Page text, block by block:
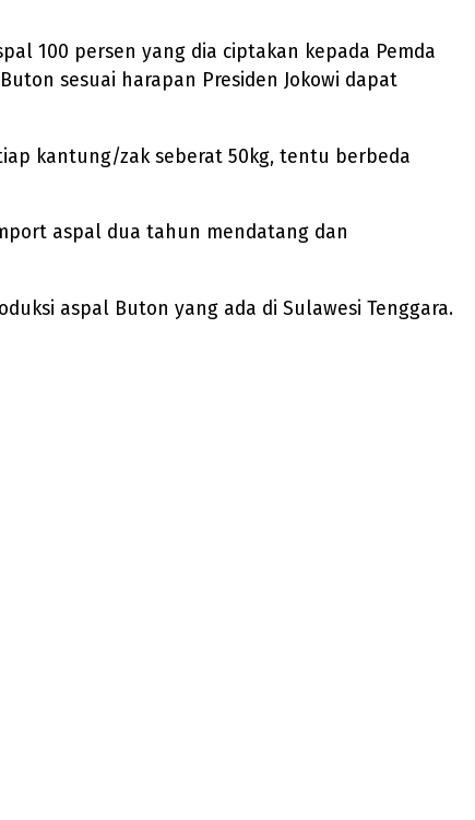
100 persen yang dia ciptakan kepada Pemda
sesuai harapan Presiden Jokowi dapat
kantung/zak seberat 50kg, tentu berbeda
aspal dua tahun mendatang dan
aspal Buton yang ada di Sulawesi Tenggara.